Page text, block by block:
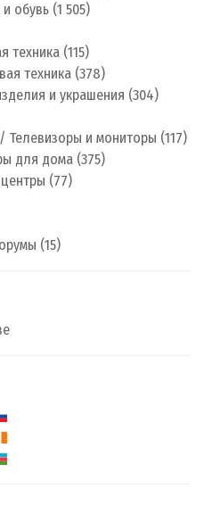
обувь (1 505)
техника (115)
техника (378)
и украшения (304)
Телевизоры и мониторы (117)
для дома (375)
(77)
(15)